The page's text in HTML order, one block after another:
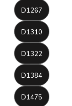
D1267
D1310
D1322
D1384
D1475